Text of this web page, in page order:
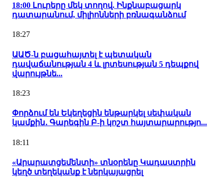
18:00 Լուրերը մեկ տողով. Ինքնաբացարկ
դատարանում, միլիոնների բռնագանձում
18:27
ԱԱԾ-ն բացահայտել է պետական
դավաճանության 4 և լրտեսության 5 դեպքով
վարույթնե...
18:23
Փորձում են Եկեղեցին ենթարկել սեփական
կամքին․ Գարեգին Բ-ի կոշտ հայտարարությո...
18:11
«Արարատցեմենտի» տնօրենը Կադաստրին
կեղծ տեղեկանք է ներկայացրել